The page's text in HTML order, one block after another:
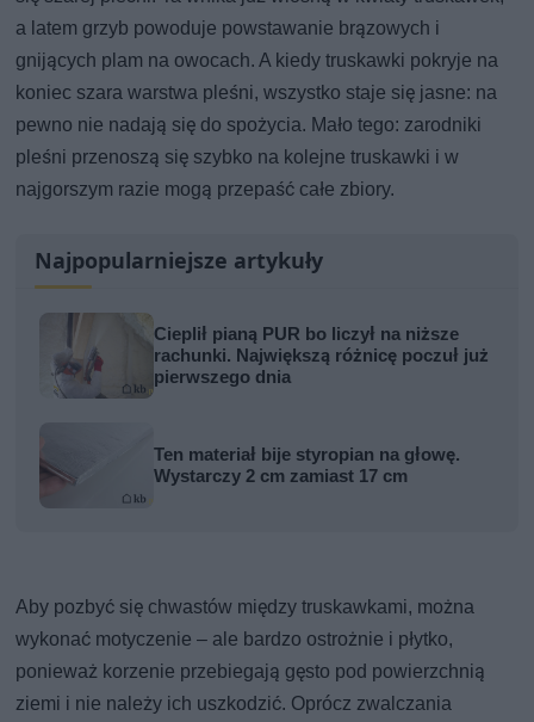
a latem grzyb powoduje powstawanie brązowych i
gnijących plam na owocach. A kiedy truskawki pokryje na
koniec szara warstwa pleśni, wszystko staje się jasne: na
pewno nie nadają się do spożycia. Mało tego: zarodniki
pleśni przenoszą się szybko na kolejne truskawki i w
najgorszym razie mogą przepaść całe zbiory.
Najpopularniejsze artykuły
Cieplił pianą PUR bo liczył na niższe
rachunki. Największą różnicę poczuł już
pierwszego dnia
Ten materiał bije styropian na głowę.
Wystarczy 2 cm zamiast 17 cm
Aby pozbyć się chwastów między truskawkami, można
wykonać motyczenie – ale bardzo ostrożnie i płytko,
ponieważ korzenie przebiegają gęsto pod powierzchnią
ziemi i nie należy ich uszkodzić. Oprócz zwalczania